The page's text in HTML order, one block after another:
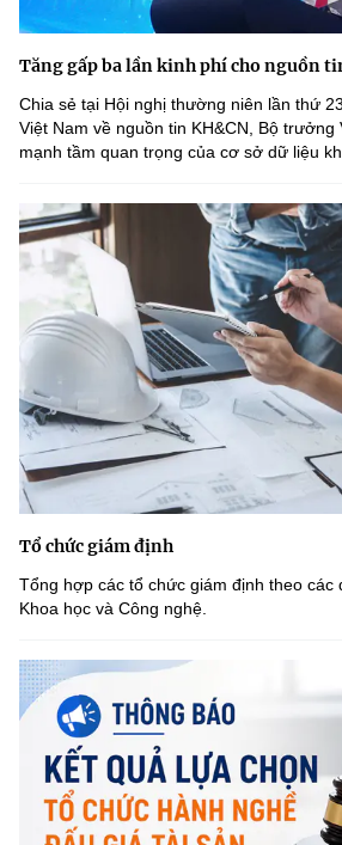
Tăng gấp ba lần kinh phí cho nguồn
Chia sẻ tại Hội nghị thường niên lần thứ
Việt Nam về nguồn tin KH&CN, Bộ trưởng
mạnh tầm quan trọng của cơ sở dữ liệu
Tổ chức giám định
Tổng hợp các tổ chức giám định theo các
Khoa học và Công nghệ.